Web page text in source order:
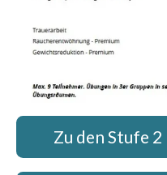
Zu den Stufe